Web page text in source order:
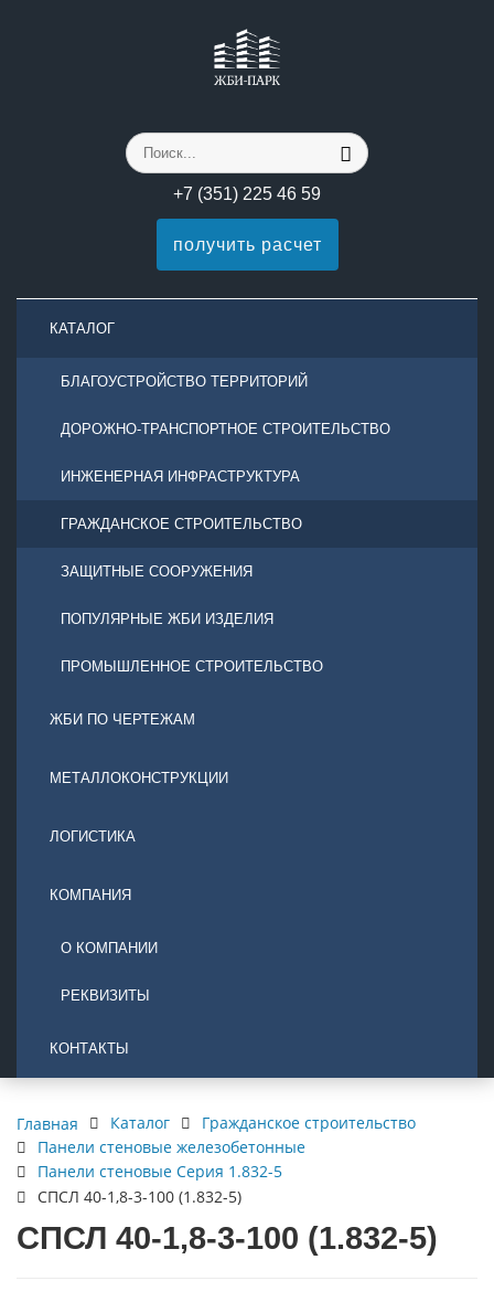
+7 (351) 225 46 59
получить расчет
КАТАЛОГ
БЛАГОУСТРОЙСТВО ТЕРРИТОРИЙ
ДОРОЖНО-ТРАНСПОРТНОЕ СТРОИТЕЛЬСТВО
ИНЖЕНЕРНАЯ ИНФРАСТРУКТУРА
ГРАЖДАНСКОЕ СТРОИТЕЛЬСТВО
ЗАЩИТНЫЕ СООРУЖЕНИЯ
ПОПУЛЯРНЫЕ ЖБИ ИЗДЕЛИЯ
ПРОМЫШЛЕННОЕ СТРОИТЕЛЬСТВО
ЖБИ ПО ЧЕРТЕЖАМ
МЕТАЛЛОКОНСТРУКЦИИ
ЛОГИСТИКА
КОМПАНИЯ
О КОМПАНИИ
РЕКВИЗИТЫ
КОНТАКТЫ
Главная Каталог
Гражданское строительство
Панели стеновые железобетонные
Панели стеновые Серия 1.832-5
СПСЛ 40-1,8-3-100 (1.832-5)
СПСЛ 40-1,8-3-100 (1.832-5)